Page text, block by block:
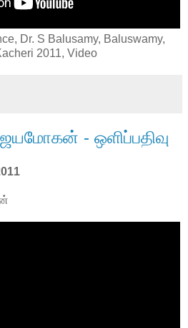
Dr. S Balusamy, Baluswamy,
2011, Video
- ஒளிப்பதிவு